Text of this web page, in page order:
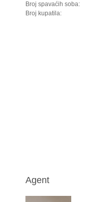
Broj spavaćih soba:
Broj kupatila:
Agent